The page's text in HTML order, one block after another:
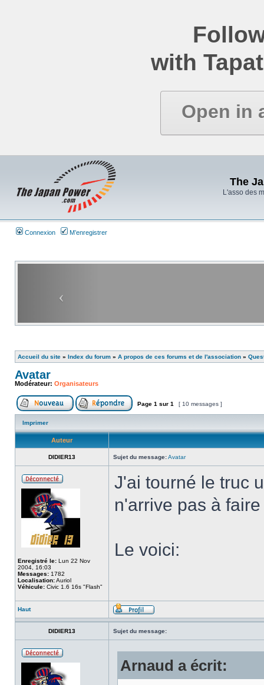
with
Open in
The
L'asso des
Connexion M’enregistrer
Accueil du site » Index du forum » A propos de ces forums et de l'association »
Avatar
Modérateur: Organisateurs
Page 1 sur 1 [ 10 messages ]
Imprimer
Auteur
DIDIER13 Sujet du message:Avatar
Enregistré le: Lun 22 Nov
2004, 16:03
Messages: 1782
Localisation:Auriol
Véhicule: Civic 1.6 16s "Flash"
J'ai tourné le truc
n'arrive pas à
Le voici:
Haut
DIDIER13 Sujet du message:
Arnaud a écrit: